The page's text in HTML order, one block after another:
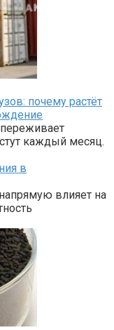
почему растёт
каждый месяц.
в
влияет на